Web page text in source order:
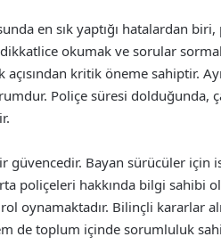
en sık yaptığı hatalardan biri,
dikkatlice okumak ve sorular
kritik öneme sahiptir.
Poliçe süresi dolduğunda,
Bayan sürücüler için
poliçeleri hakkında bilgi sahibi
oynamaktadır. Bilinçli kararlar
de toplum içinde sorumluluk